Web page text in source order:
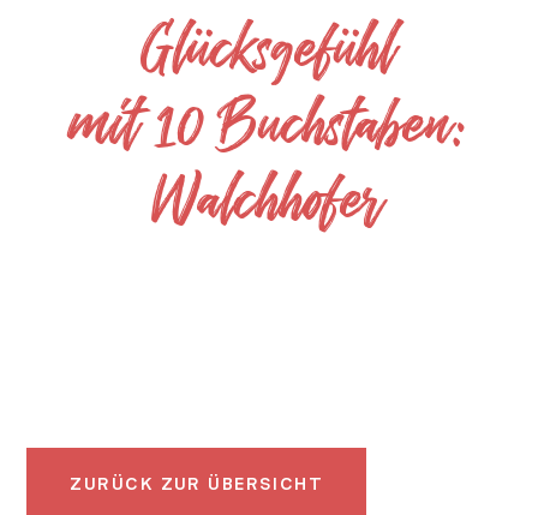
Glücksgefühl
mit 10 Buchstaben:
Walchhofer
ZURÜCK ZUR ÜBERSICHT